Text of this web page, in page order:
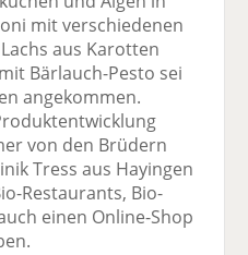
mit verschiedenen
aus Karotten
Bärlauch-Pesto sei
angekommen.
von den Brüdern
Tress aus Hayingen
Restaurants, Bio-
einen Online-Shop